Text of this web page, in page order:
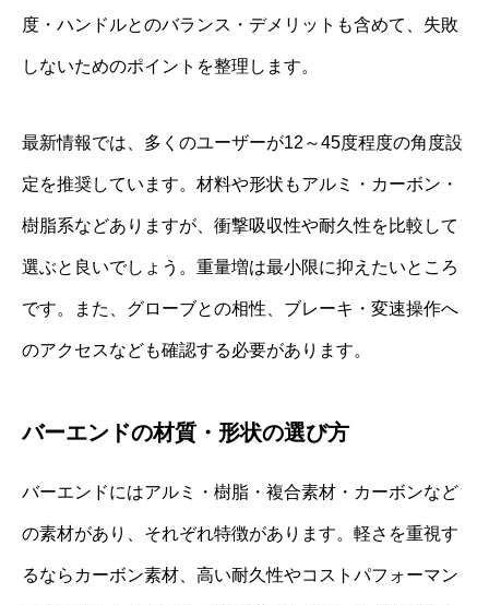
度・ハンドルとのバランス・デメリットも含めて、失敗
しないためのポイントを整理します。
最新情報では、多くのユーザーが12～45度程度の角度設
定を推奨しています。材料や形状もアルミ・カーボン・
樹脂系などありますが、衝撃吸収性や耐久性を比較して
選ぶと良いでしょう。重量増は最小限に抑えたいところ
です。また、グローブとの相性、ブレーキ・変速操作へ
のアクセスなども確認する必要があります。
バーエンドの材質・形状の選び方
バーエンドにはアルミ・樹脂・複合素材・カーボンなど
の素材があり、それぞれ特徴があります。軽さを重視す
るならカーボン素材、高い耐久性やコストパフォーマン